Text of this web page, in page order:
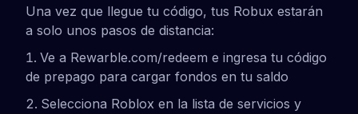
Una vez que llegue tu código, tus Robux estarán
a solo unos pasos de distancia:
Ve a Rewarble.com/redeem e ingresa tu código
de prepago para cargar fondos en tu saldo
Selecciona Roblox en la lista de servicios y